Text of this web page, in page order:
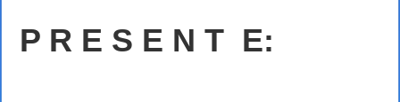
P R E S E N T E: